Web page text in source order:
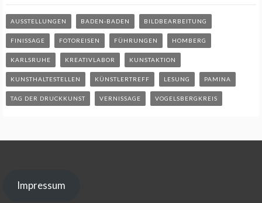
AUSSTELLUNGEN BADEN-BADEN BILDBEARBEITUNG
FINISSAGE FOTOREISEN FÜHRUNGEN HOMBERG
KARLSRUHE KREATIVLABOR KUNSTAKTION
KUNSTHALTESTELLEN KÜNSTLERTREFF LESUNG PAMINA
TAG DER DRUCKKUNST VERNISSAGE VOGELSBERGKREIS
Impressum